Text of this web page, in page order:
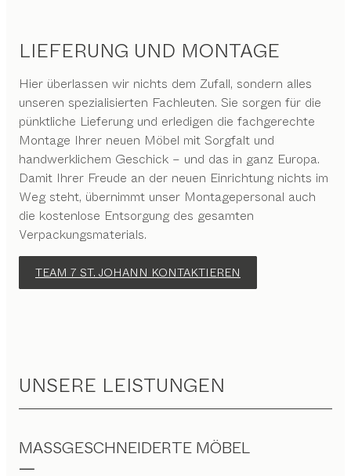
LIEFERUNG UND MONTAGE
Hier überlassen wir nichts dem Zufall, sondern alles
unseren spezialisierten Fachleuten. Sie sorgen für die
pünktliche Lieferung und erledigen die fachgerechte
Montage Ihrer neuen Möbel mit Sorgfalt und
handwerklichem Geschick – und das in ganz Europa.
Damit Ihrer Freude an der neuen Einrichtung nichts im
Weg steht, übernimmt unser Montagepersonal auch
die kostenlose Entsorgung des gesamten
Verpackungsmaterials.
TEAM 7 ST. JOHANN KONTAKTIEREN
UNSERE LEISTUNGEN
MASSGESCHNEIDERTE MÖBEL